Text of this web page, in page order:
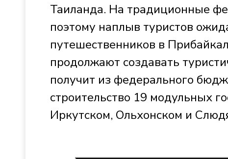
Таиланда. На традиционные
поэтому наплыв туристов
путешественников в
продолжают создавать
получит из федерального
строительство 19 модульных
Иркутском, Ольхонском и